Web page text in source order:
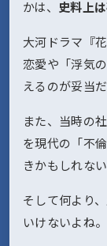
かは、 史料上
大河ドラマ『
恋愛や「浮気
えるのが妥当だ
また、当時の
を現代の「不
きかもしれない
そして何より
いけないよね。